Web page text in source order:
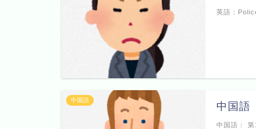
英語：
中国語
中国
中国語：